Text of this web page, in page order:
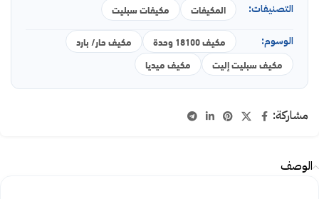
التصنيفات: المكيفات مكيفات سبليت
الوسوم: مكيف 18100 وحدة
مكيف حار/ بارد
مكيف سبليت إليت
مكيف ميديا
مشاركة:
الوصف